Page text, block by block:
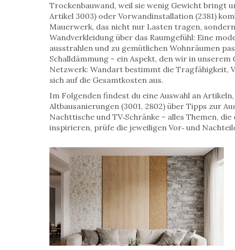
Trockenbauwand, weil sie wenig Gewicht bringt
Artikel 3003) oder Vorwandinstallation (2381)
Mauerwerk, das nicht nur Lasten tragen,
Wandverkleidung über das Raumgefühl: Eine
ausstrahlen und zu gemütlichen Wohnräumen
Schalldämmung – ein Aspekt, den wir in
Netzwerk: Wandart bestimmt die Tragfähigkeit,
sich auf die Gesamtkosten aus.
Im Folgenden findest du eine Auswahl an
Altbausanierungen (3001, 2802) über Tipps zur
Nachttische und TV‑Schränke – alles Themen,
inspirieren, prüfe die jeweiligen Vor‑ und